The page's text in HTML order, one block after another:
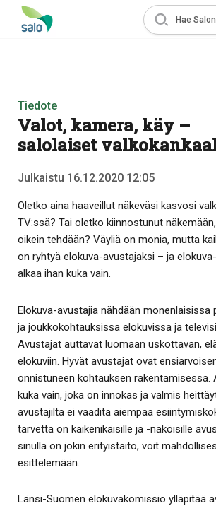
Hae
Tiedote
Valot, kamera, käy –
salolaiset
Julkaistu 16.12.2020 12:05
Oletko aina haaveillut näkeväsi kasvosi
TV:ssä? Tai oletko kiinnostunut
oikein tehdään? Väyliä on monia, mutta
on ryhtyä elokuva-avustajaksi – ja
alkaa ihan kuka vain.
Elokuva-avustajia nähdään monenlaisissa
ja joukkokohtauksissa elokuvissa ja
Avustajat auttavat luomaan uskottavan,
elokuviin. Hyvät avustajat ovat
onnistuneen kohtauksen rakentamisessa.
kuka vain, joka on innokas ja valmis
avustajilta ei vaadita aiempaa
tarvetta on kaikenikäisille ja -näköisille
sinulla on jokin erityistaito, voit
esittelemään.
Länsi-Suomen elokuvakomissio ylläpitää